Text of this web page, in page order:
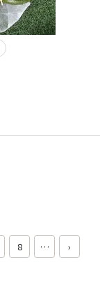
8 … ›